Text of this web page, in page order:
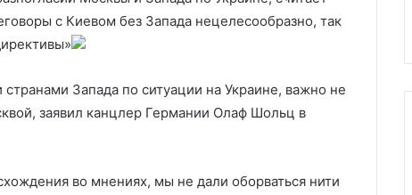
с Киевом без Запада нецелесообразно, так
Запада по ситуации на Украине, важно не
заявил канцлер Германии Олаф Шольц в
во мнениях, мы не дали оборваться нити
память
чтут
советских
и чтут советских лётчиков